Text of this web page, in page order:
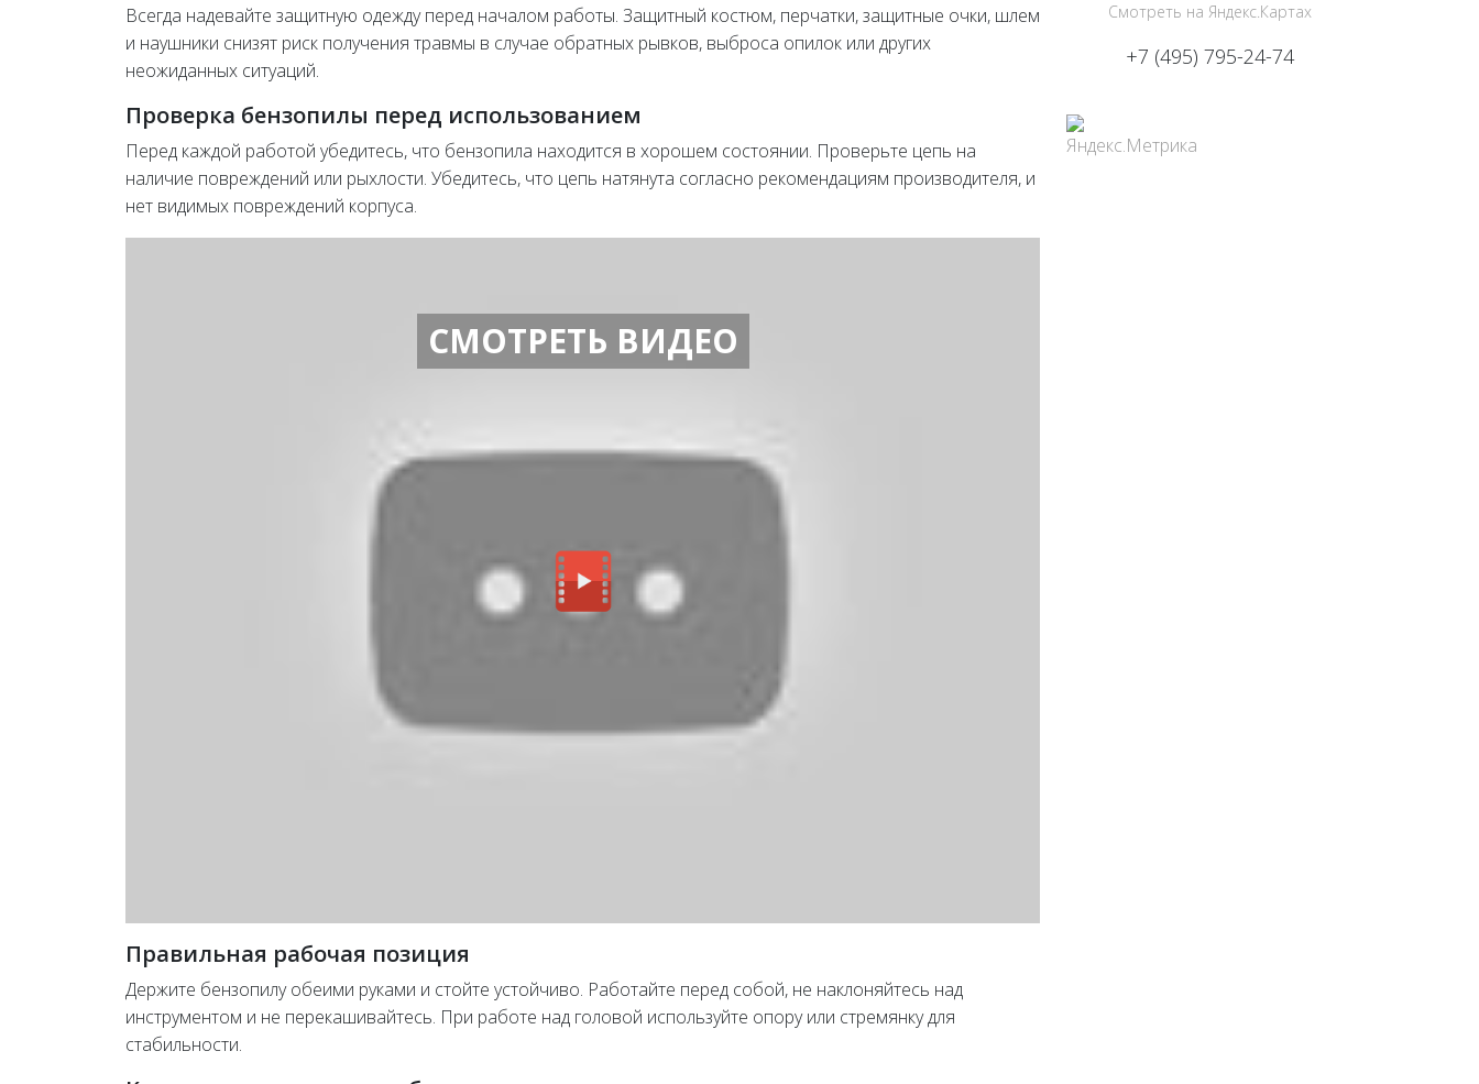
Всегда надевайте защитную одежду перед началом работы. Защитный костюм, перчатки, защитные очки, шлем
и наушники снизят риск получения травмы в случае обратных рывков, выброса опилок или других
неожиданных ситуаций.
Проверка бензопилы перед использованием
Перед каждой работой убедитесь, что бензопила находится в хорошем состоянии. Проверьте цепь на
наличие повреждений или рыхлости. Убедитесь, что цепь натянута согласно рекомендациям производителя, и
нет видимых повреждений корпуса.
СМОТРЕТЬ ВИДЕО
Правильная рабочая позиция
Держите бензопилу обеими руками и стойте устойчиво. Работайте перед собой, не наклоняйтесь над
инструментом и не перекашивайтесь. При работе над головой используйте опору или стремянку для
стабильности.
Смотреть на Яндекс.Картах
+7 (495) 795-24-74